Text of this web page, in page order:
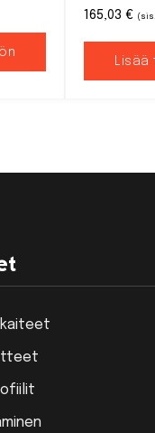
165,03€ (sis.